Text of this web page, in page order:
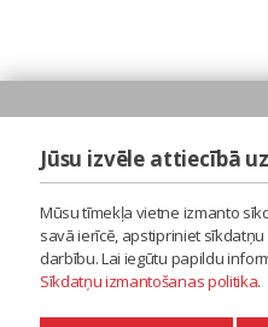
Jūsu izvēle attiecībā
Mūsu tīmekļa vietne izmanto
savā ierīcē, apstipriniet
darbību. Lai iegūtu papildu
Sīkdatņu izmantošanas politika.